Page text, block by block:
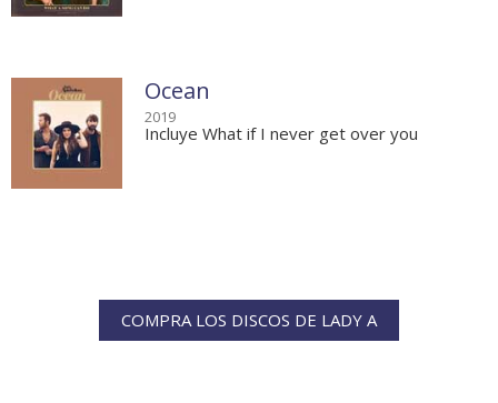
Ocean
2019
Incluye What if I never get over you
COMPRA LOS DISCOS DE LADY A